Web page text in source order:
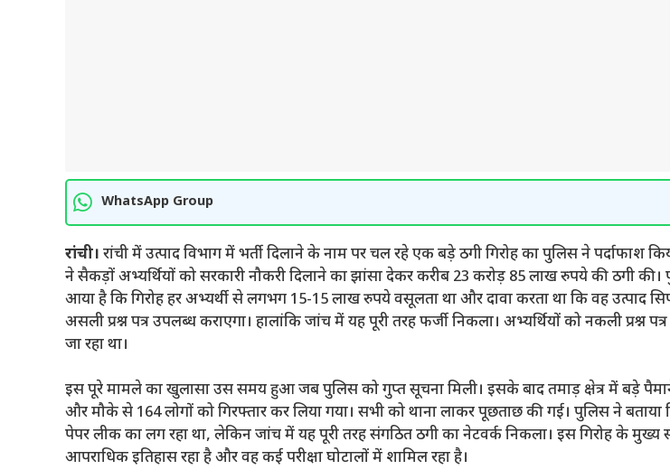
WhatsApp Group
रांची। रांचीमें उत्पाद विभाग में भर्ती दिलाने के नाम पर चल रहे एक बड़े ठगी गिरोह का पुलिस ने पर्दाफाश
ने सैकड़ों अभ्यर्थियों को सरकारी नौकरी दिलाने का झांसा देकर करीब 23 करोड़ 85 लाख रुपये की ठगी
आया है कि गिरोह हर अभ्यर्थी से लगभग 15-15 लाख रुपये वसूलता था और दावा करता था कि वह उत्पाद
असली प्रश्न पत्र उपलब्ध कराएगा। हालांकि जांच में यह पूरी तरह फर्जी निकला। अभ्यर्थियों को नकली प्रश्न
जा रहा था।
इस पूरे मामले का खुलासा उस समय हुआ जब पुलिस को गुप्त सूचना मिली। इसके बाद तमाड़ क्षेत्र में बड़े
और मौके से 164 लोगों को गिरफ्तार कर लिया गया। सभी को थाना लाकर पूछताछ की गई। पुलिस ने
पेपर लीक का लग रहा था, लेकिन जांच में यह पूरी तरह संगठित ठगी का नेटवर्क निकला। इस गिरोह के
आपराधिक इतिहास रहा है और वह कई परीक्षा घोटालों में शामिल रहा है।